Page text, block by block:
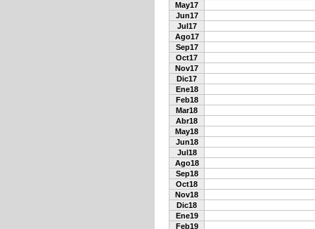
May17
Jun17
Jul17
Ago17
Sep17
Oct17
Nov17
Dic17
Ene18
Feb18
Mar18
Abr18
May18
Jun18
Jul18
Ago18
Sep18
Oct18
Nov18
Dic18
Ene19
Feb19